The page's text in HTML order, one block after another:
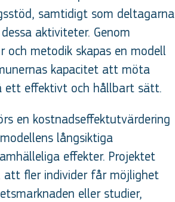
samtidigt som deltagarna
aktiviteter. Genom
och metodik skapas en modell
kapacitet att möta
ett effektivt och hållbart sätt.
en kostnadseffektutvärdering
långsiktiga
effekter. Projektet
fler individer får möjlighet
eller studier,